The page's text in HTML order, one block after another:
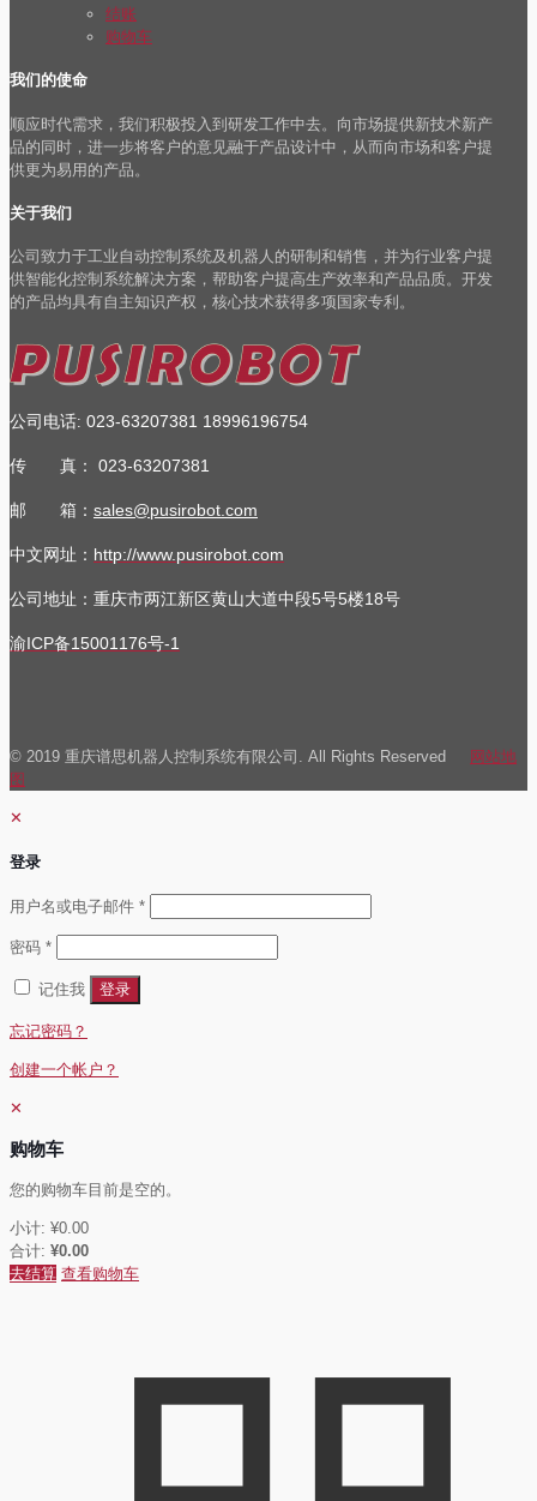
结账
购物车
我们的使命
顺应时代需求，我们积极投入到研发工作中去。向市场提供新技术新产
品的同时，进一步将客户的意见融于产品设计中，从而向市场和客户提
供更为易用的产品。
关于我们
公司致力于工业自动控制系统及机器人的研制和销售，并为行业客户提
供智能化控制系统解决方案，帮助客户提高生产效率和产品品质。开发
的产品均具有自主知识产权，核心技术获得多项国家专利。
公司电话: 023-63207381 18996196754
传 真： 023-63207381
邮 箱： sales@pusirobot.com
中文网址： http://www.pusirobot.com
公司地址 ：重庆市两江新区黄山大道中段5号5楼18号
渝ICP备15001176号-1
© 2019 重庆谱思机器人控制系统有限公司. All Rights Reserved
网站地
图
✕
登录
用户名或电子邮件 *必
密码 *必
记住我
登录
忘记密码？
创建一个帐户？
✕
购物车
您的购物车目前是空的。
小计: ¥0.00
合计: ¥0.00
去结算 查看购物车